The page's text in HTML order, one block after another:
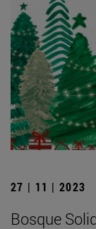
27 | 11 | 2023
Bosque